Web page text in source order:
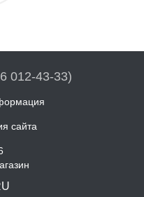
012-43-33)
сайта